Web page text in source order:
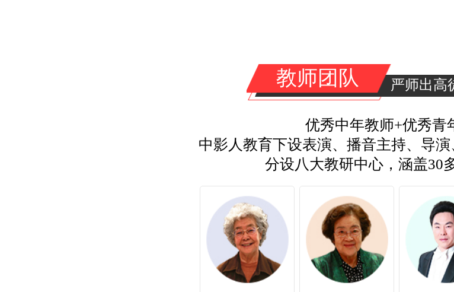
教师团队 严师出高
优秀中年教师+优秀青
中影人教育下设表演、播音主持、导
分设八大教研中心，涵盖30